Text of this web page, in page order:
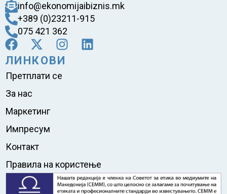
info@ekonomijaibiznis.mk
+389 (0)23211-915
075 421 362
ЛИНКОВИ
Претплати се
За нас
Маркетинг
Импресум
Контакт
Правила на користење